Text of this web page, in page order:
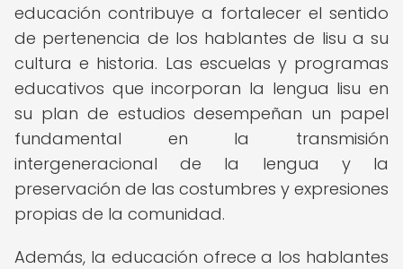
educación contribuye a fortalecer el sentido
de pertenencia de los hablantes de lisu a su
cultura e historia. Las escuelas y programas
educativos que incorporan la lengua lisu en
su plan de estudios desempeñan un papel
fundamental en la transmisión
intergeneracional de la lengua y la
preservación de las costumbres y expresiones
propias de la comunidad.
Además, la educación ofrece a los hablantes